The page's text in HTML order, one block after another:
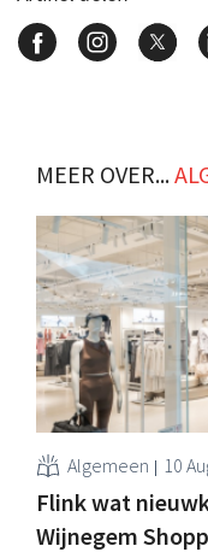
MEER OVER...
Algemeen 10
Flink wat
Wijnegem